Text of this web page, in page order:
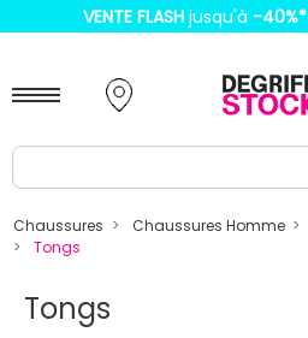
VENTE FLASH jusqu'à -40%*
Chaussures Chaussures Homme
Tongs
Tongs